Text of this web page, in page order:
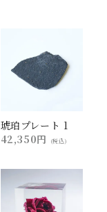
琥珀プレート 1
42,350円
(税込)